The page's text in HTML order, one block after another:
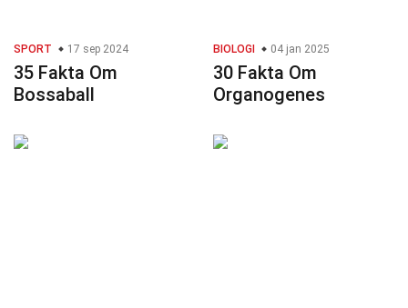
SPORT 17 sep 2024
35 Fakta Om
Bossaball
BIOLOGI 04 jan 2025
30 Fakta Om
Organogenes